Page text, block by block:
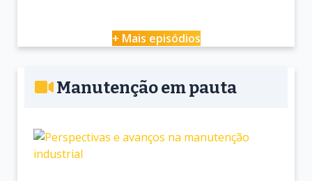
+ Mais episódios
Manutenção em pauta